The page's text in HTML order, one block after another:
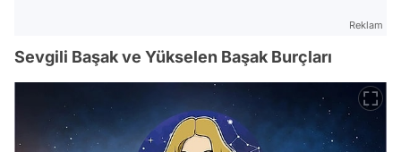
Reklam
Sevgili Başak ve Yükselen Başak Burçları